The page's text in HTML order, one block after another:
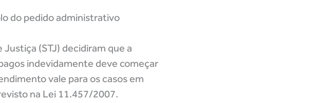
do pedido administrativo
(STJ) decidiram que a
indevidamente deve começar
vale para os casos em
na Lei 11.457/2007.